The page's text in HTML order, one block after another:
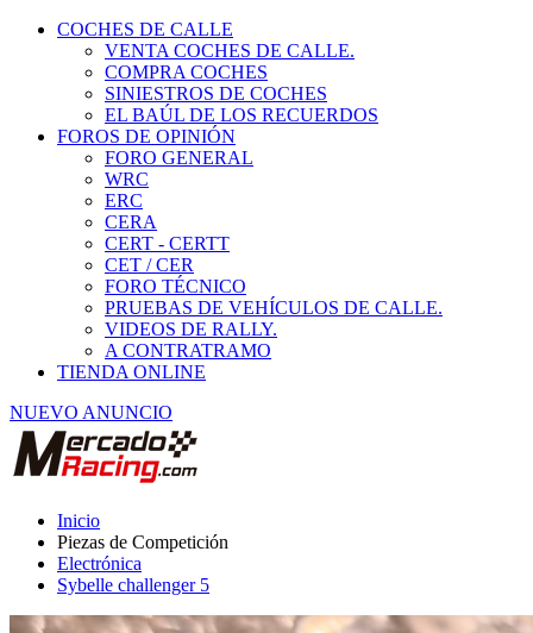
COCHES DE CALLE
VENTA COCHES DE CALLE.
COMPRA COCHES
SINIESTROS DE COCHES
EL BAÚL DE LOS RECUERDOS
FOROS DE OPINIÓN
FORO GENERAL
WRC
ERC
CERA
CERT - CERTT
CET / CER
FORO TÉCNICO
PRUEBAS DE VEHÍCULOS DE CALLE.
VIDEOS DE RALLY.
A CONTRATRAMO
TIENDA ONLINE
NUEVO ANUNCIO
Inicio
Piezas de Competición
Electrónica
Sybelle challenger 5